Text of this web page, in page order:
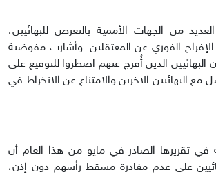
من الجهات الأممية بالتعرض للبهائيين،
الفوري عن المعتقلين. وأشارت مفوضية
البهائيين الذين أُفرج عنهم اضطروا للتوقيع على
مع البهائيين الآخرين والامتناع عن الانخراط في
في تقريرها الصادر في مايو من هذا العام أن
على عدم مغادرة مسقط رأسهم دون إذن،